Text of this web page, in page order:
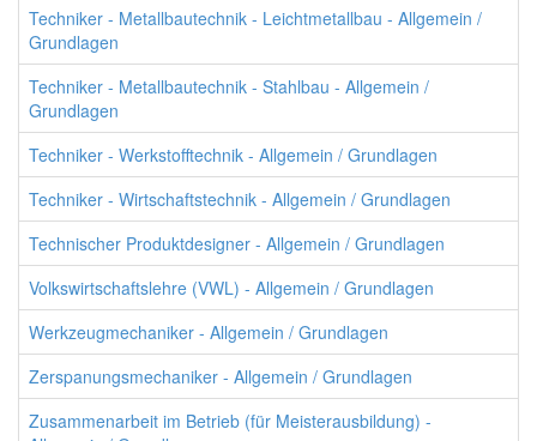
Techniker - Metallbautechnik - Leichtmetallbau - Allgemein /
Grundlagen
Techniker - Metallbautechnik - Stahlbau - Allgemein /
Grundlagen
Techniker - Werkstofftechnik - Allgemein / Grundlagen
Techniker - Wirtschaftstechnik - Allgemein / Grundlagen
Technischer Produktdesigner - Allgemein / Grundlagen
Volkswirtschaftslehre (VWL) - Allgemein / Grundlagen
Werkzeugmechaniker - Allgemein / Grundlagen
Zerspanungsmechaniker - Allgemein / Grundlagen
Zusammenarbeit im Betrieb (für Meisterausbildung) -